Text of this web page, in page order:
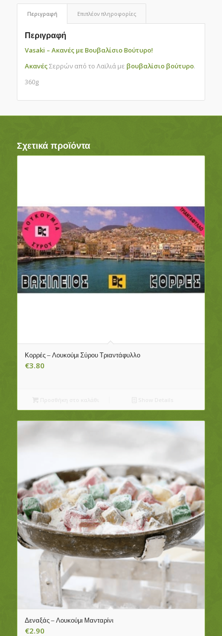
Περιγραφή Επιπλέον πληροφορίες
Περιγραφή
Vasaki – Ακανές με Βουβαλίσιο Βούτυρο!
ΑκανέςΣερρών από το Λαϊλιά με βουβαλίσιο βούτυρο.
360g
Σχετικά προϊόντα
Κορρές – Λουκούμι Σύρου Τριαντάφυλλο
€3.80
Δεναξάς – Λουκούμι Μανταρίνι
€2.90